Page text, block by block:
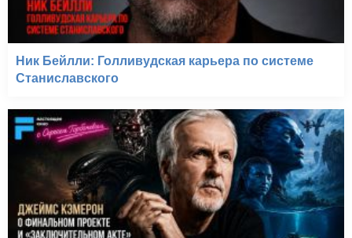
Ник Бейлли: Голливудская карьера по системе
Станиславского